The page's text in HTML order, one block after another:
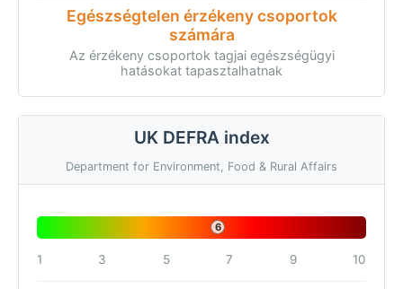
Egészségtelen érzékeny csoportok
számára
Az érzékeny csoportok tagjai egészségügyi
hatásokat tapasztalhatnak
UK DEFRA index
Department for Environment, Food & Rural Affairs
6
1 3 5 7 9 10